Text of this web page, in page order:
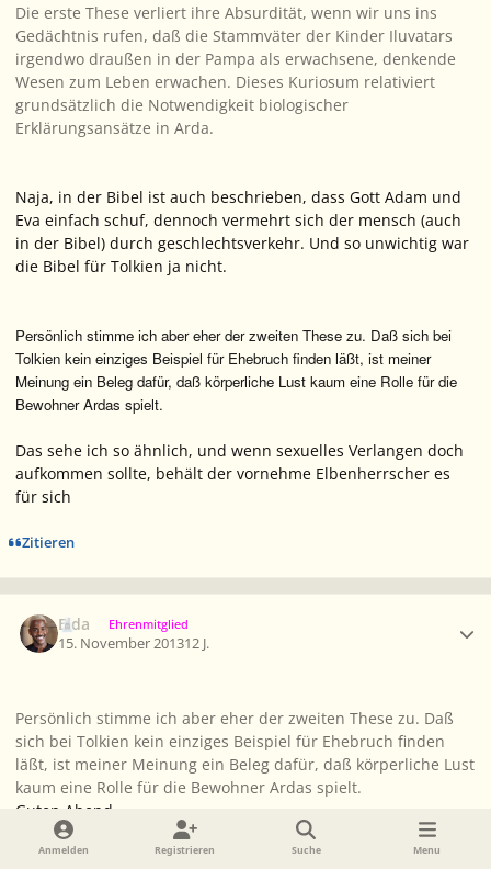
Die erste These verliert ihre Absurdität, wenn wir uns ins
Gedächtnis rufen, daß die Stammväter der Kinder Iluvatars
irgendwo draußen in der Pampa als erwachsene, denkende
Wesen zum Leben erwachen. Dieses Kuriosum relativiert
grundsätzlich die Notwendigkeit biologischer
Erklärungsansätze in Arda.
Naja, in der Bibel ist auch beschrieben, dass Gott Adam und
Eva einfach schuf, dennoch vermehrt sich der mensch (auch
in der Bibel) durch geschlechtsverkehr. Und so unwichtig war
die Bibel für Tolkien ja nicht.
Persönlich stimme ich aber eher der zweiten These zu. Daß sich bei
Tolkien kein einziges Beispiel für Ehebruch finden läßt, ist meiner
Meinung ein Beleg dafür, daß körperliche Lust kaum eine Rolle für die
Bewohner Ardas spielt.
Das sehe ich so ähnlich, und wenn sexuelles Verlangen doch
aufkommen sollte, behält der vornehme Elbenherrscher es
für sich
Zitieren
Elda Ehrenmitglied
15. November 201312 J.
Persönlich stimme ich aber eher der zweiten These zu. Daß
sich bei Tolkien kein einziges Beispiel für Ehebruch finden
läßt, ist meiner Meinung ein Beleg dafür, daß körperliche Lust
kaum eine Rolle für die Bewohner Ardas spielt.
Guten Abend,
ich möchte hier mal für eine alternative Interpretation, besser
Anmelden Registrieren Suche Menu